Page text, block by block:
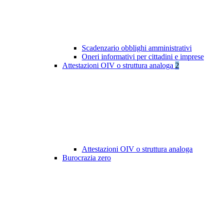
Scadenzario obblighi amministrativi
Oneri informativi per cittadini e imprese
Attestazioni OIV o struttura analoga 2
Attestazioni OIV o struttura analoga
Burocrazia zero